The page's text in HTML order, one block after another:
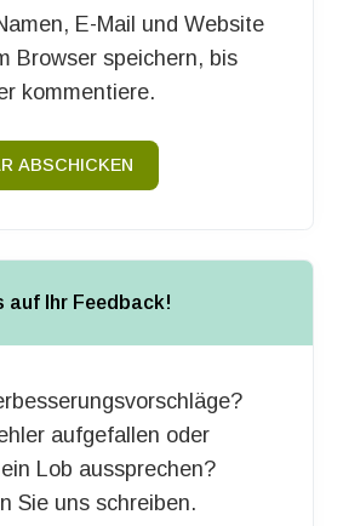
E-Mail und Website
Browser speichern, bis
kommentiere.
ABSCHICKEN
auf Ihr Feedback!
aufgefallen oder
Lob aussprechen?
Sie uns schreiben.